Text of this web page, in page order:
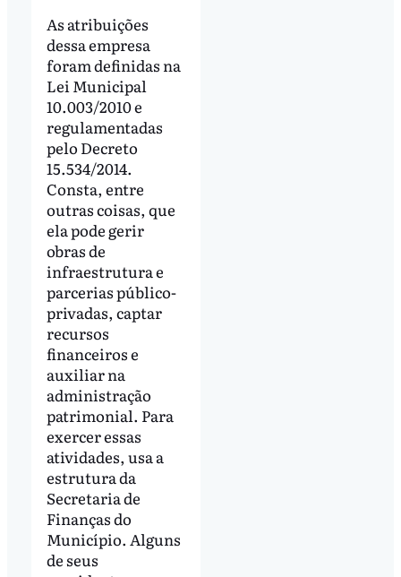
As atribuições
dessa empresa
foram definidas na
Lei Municipal
10.003/2010 e
regulamentadas
pelo Decreto
15.534/2014.
Consta, entre
outras coisas, que
ela pode gerir
obras de
infraestrutura e
parcerias público-
privadas, captar
recursos
financeiros e
auxiliar na
administração
patrimonial. Para
exercer essas
atividades, usa a
estrutura da
Secretaria de
Finanças do
Município. Alguns
de seus